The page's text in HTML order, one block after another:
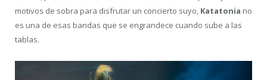
motivos de sobra para disfrutar un concierto suyo, Katatonia no
es una de esas bandas que se engrandece cuando sube a las
tablas.